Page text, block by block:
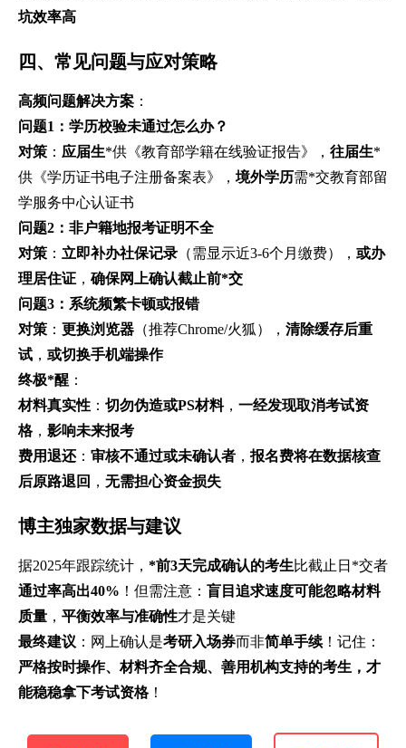
坑效率高
四、常见问题与应对策略
高频问题解决方案 ：
问题1：学历校验未通过怎么办？
对策 ： 应届生*供《教育部学籍在线验证报告》， 往届生*
供《学历证书电子注册备案表》， 境外学历需*交教育部留
学服务中心认证书
问题2：非户籍地报考证明不全
对策 ： 立即补办社保记录 （需显示近3-6个月缴费）， 或办
理居住证 ， 确保网上确认截止前*交
问题3：系统频繁卡顿或报错
对策 ： 更换浏览器 （推荐Chrome/火狐）， 清除缓存后重
试 ， 或切换手机端操作
终极*醒 ：
材料真实性 ： 切勿伪造或PS材料， 一经发现取消考试资
格， 影响未来报考
费用退还： 审核不通过或未确认者 ， 报名费将在数据核查
后原路退回 ， 无需担心资金损失
博主独家数据与建议
据2025年跟踪统计， *前3天完成确认的考生比截止日*交者
通过率高出40% ！但需注意： 盲目追求速度可能忽略材料
质量 ， 平衡效率与准确性才是关键
最终建议 ：网上确认是考研入场券而非简单手续！记住：
严格按时操作、材料齐全合规、善用机构支持的考生，才
能稳稳拿下考试资格！